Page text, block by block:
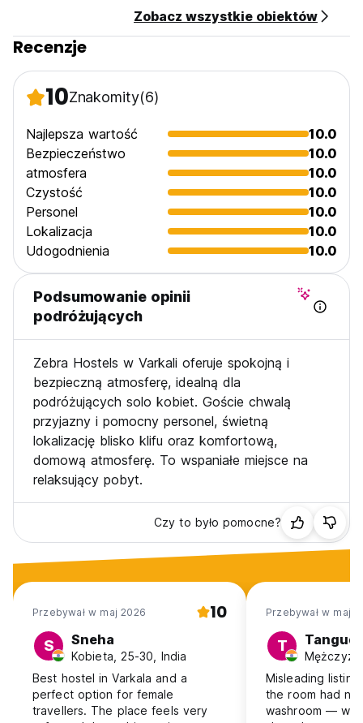
Zobacz wszystkie obiektów
Recenzje
10Znakomity(6)
Najlepsza wartość
10.0
Bezpieczeństwo
10.0
atmosfera
10.0
Czystość
10.0
Personel
10.0
Lokalizacja
10.0
Udogodnienia
10.0
Podsumowanie opinii
podróżujących
Zebra Hostels w Varkali oferuje spokojną i
bezpieczną atmosferę, idealną dla
podróżujących solo kobiet. Goście chwalą
przyjazny i pomocny personel, świetną
lokalizację blisko klifu oraz komfortową,
domową atmosferę. To wspaniałe miejsce na
relaksujący pobyt.
Czy to było pomocne?
Przebywał w maj 2026 10
S Sneha
Kobieta, 25-30, India
Best hostel in Varkala and a
perfect option for female
travellers. The place feels very
Przebywał w maj
T
Misleading
the room had no
washroom — we